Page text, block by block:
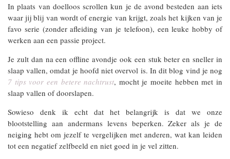
In plaats van doelloos scrollen kun je de avond besteden aan iets
waar jij blij van wordt of energie van krijgt, zoals het kijken van je
favo serie (zonder afleiding van je telefoon), een leuke hobby of
werken aan een passie project.
Je zult dan na een offline avondje ook een stuk beter en sneller in
slaap vallen, omdat je hoofd niet overvol is. In dit blog vind je nog
7 tips voor een betere nachtrust, mocht je moeite hebben met in
slaap vallen of doorslapen.
Sowieso denk ik echt dat het belangrijk is dat we onze
blootstelling aan andermans levens beperken. Zeker als je de
neiging hebt om jezelf te vergelijken met anderen, wat kan leiden
tot een negatief zelfbeeld en niet goed in je vel zitten.